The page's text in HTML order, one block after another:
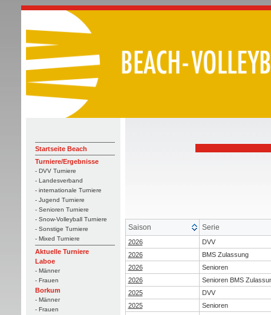
Startseite Beach
Turniere/Ergebnisse
- DVV Turniere
- Landesverband
- internationale Turniere
- Jugend Turniere
- Senioren Turniere
- Snow-Volleyball Turniere
- Sonstige Turniere
- Mixed Turniere
Aktuelle Turniere
Laboe
- Männer
- Frauen
Borkum
- Männer
- Frauen
Saison Serie
2026
DVV
2026
BMS Zulassung
2026
Senioren
2026
Senioren BMS
2025
DVV
2025
Senioren